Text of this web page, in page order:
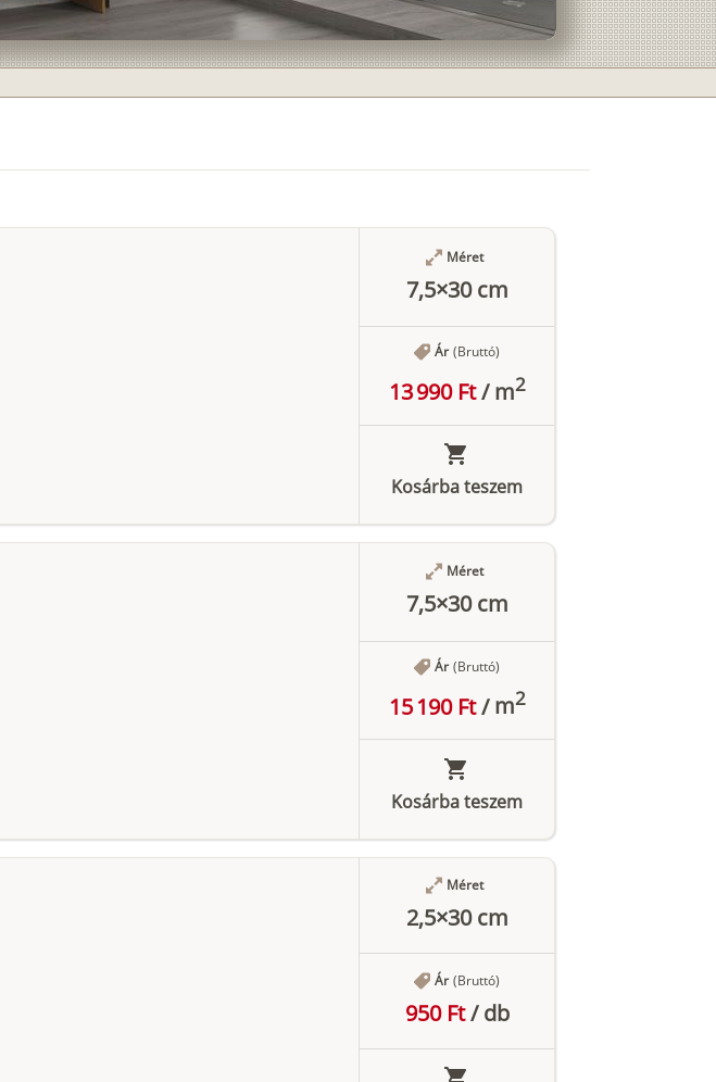
Méret
7,5×30 cm
Ár (Bruttó)
13 990 Ft/m2
Kosárba teszem
Méret
7,5×30 cm
Ár (Bruttó)
15 190 Ft/m2
Kosárba teszem
Méret
2,5×30 cm
Ár (Bruttó)
950 Ft/db